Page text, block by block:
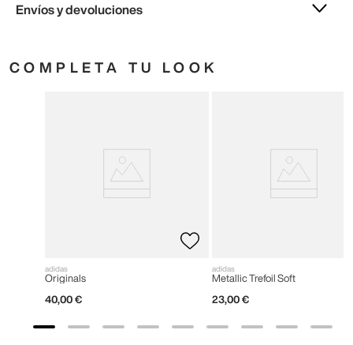
Envíos y devoluciones
COMPLETA TU LOOK
adidas
Originals
40,00 €
adidas
Metallic Trefoil Soft
23,00 €